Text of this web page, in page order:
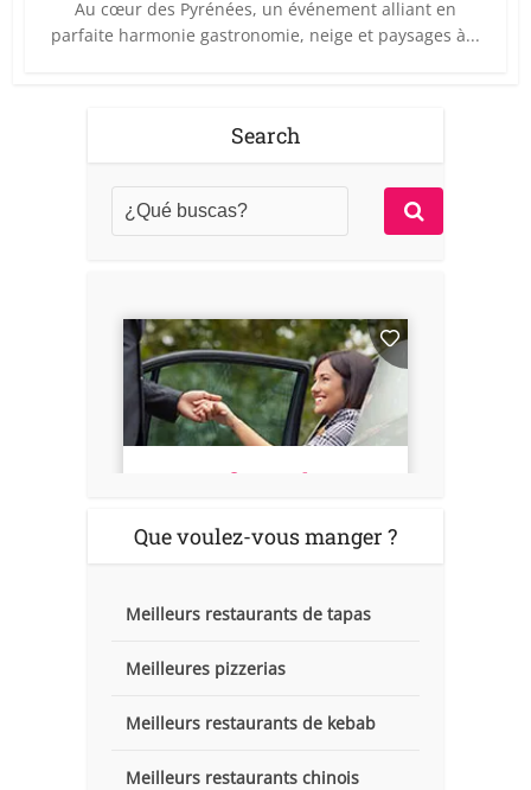
Au cœur des Pyrénées, un événement alliant en
parfaite harmonie gastronomie, neige et paysages à...
Search
Que voulez-vous manger ?
Meilleurs restaurants de tapas
Meilleures pizzerias
Meilleurs restaurants de kebab
Meilleurs restaurants chinois